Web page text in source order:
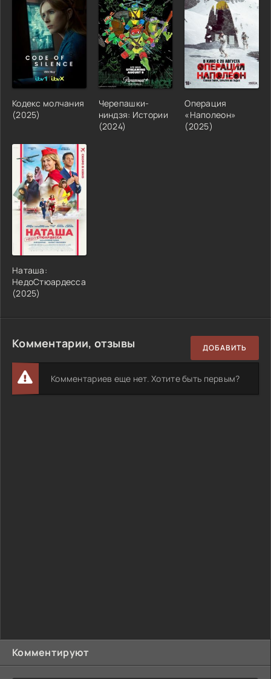
Комментируют
Кодекс молчания
(2025)
Черепашки-
ниндзя: Истории
(2024)
Операция
«Наполеон»
(2025)
Наташа:
НедоСтюардесса
(2025)
Комментарии, отзывы ДОБАВИТЬ
Комментариев еще нет. Хотите быть первым?